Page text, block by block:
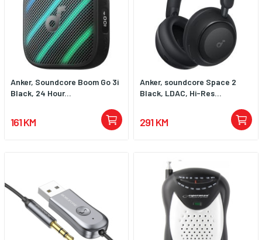
Anker, Soundcore Boom Go 3i
Black, 24 Hour...
161 KM
Anker, soundcore Space 2
Black, LDAC, Hi-Res...
291 KM